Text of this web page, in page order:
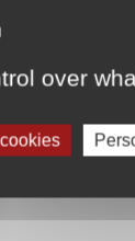
over